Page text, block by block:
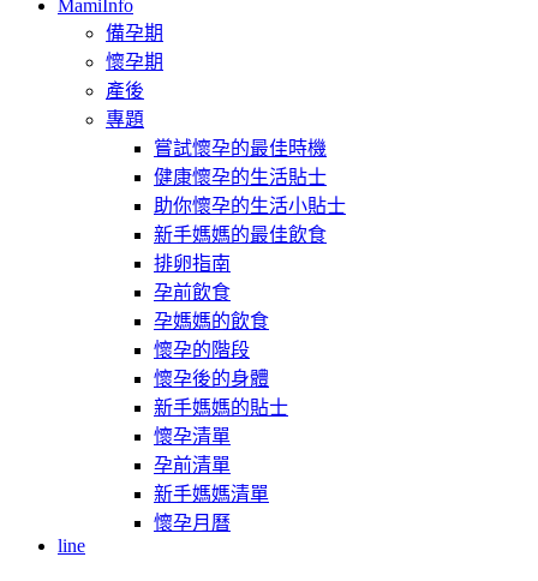
MamiInfo
備孕期
懷孕期
產後
專題
嘗試懷孕的最佳時機
健康懷孕的生活貼士
助你懷孕的生活小貼士
新手媽媽的最佳飲食
排卵指南
孕前飲食
孕媽媽的飲食
懷孕的階段
懷孕後的身體
新手媽媽的貼士
懷孕清單
孕前清單
新手媽媽清單
懷孕月曆
line